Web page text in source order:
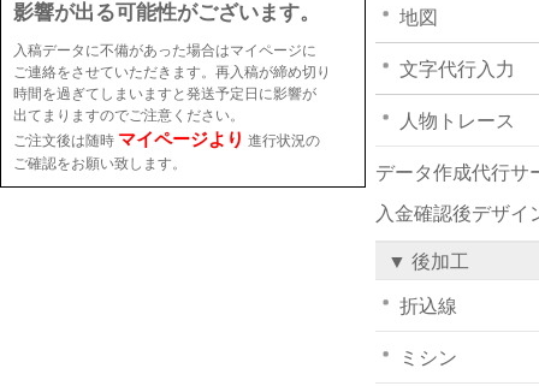
影響が出る可能性がございます。
入稿データに不備があった場合はマイページに
ご連絡をさせていただきます。再入稿が締め切り
時間を過ぎてしまいますと発送予定日に影響が
出てまりますのでご注意ください。
ご注文後は随時 マイページより 進行状況の
ご確認をお願い致します。
地図
文字代行入力
人物トレース
データ作成代行サ
入金確認後デザイ
▼ 後加工
折込線
ミシン